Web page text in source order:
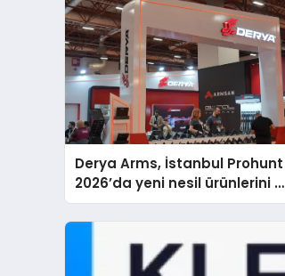
Derya Arms, İstanbul Prohunt
2026’da yeni nesil ürünlerini ve
global marka vizyonunu
sergiledi